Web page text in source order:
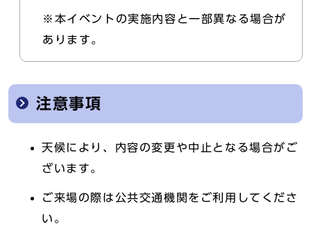
※本イベントの実施内容と一部異なる場合が
あります。
注意事項
天候により、内容の変更や中止となる場合がご
ざいます。
ご来場の際は公共交通機関をご利用してくださ
い。